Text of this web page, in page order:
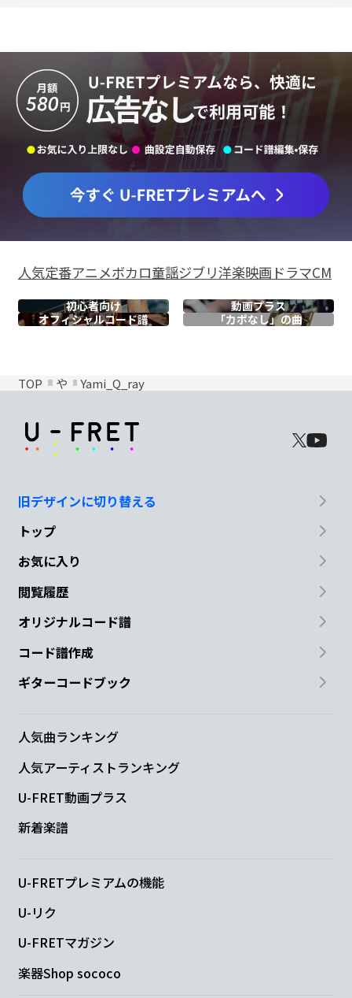
人気定番アニメボカロ童謡ジブリ洋楽映画ドラマCM
初心者向け
動画プラス
オフィシャルコード譜 「カポなし」の曲
TOP や Yami_Q_ray
旧デザインに切り替える
トップ
お気に入り
閲覧履歴
オリジナルコード譜
コード譜作成
ギターコードブック
人気曲ランキング
人気アーティストランキング
U-FRET動画プラス
新着楽譜
U-FRETプレミアムの機能
U-リク
U-FRETマガジン
楽器Shop sococo